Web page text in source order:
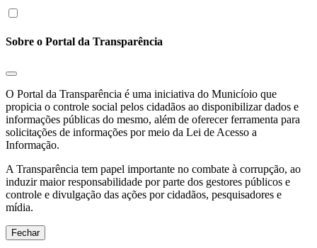
Sobre o Portal da Transparência
O Portal da Transparência é uma iniciativa do Municíoio que
propicia o controle social pelos cidadãos ao disponibilizar dados e
informações públicas do mesmo, além de oferecer ferramenta para
solicitações de informações por meio da Lei de Acesso a
Informação.
A Transparência tem papel importante no combate à corrupção, ao
induzir maior responsabilidade por parte dos gestores públicos e
controle e divulgação das ações por cidadãos, pesquisadores e
mídia.
Fechar